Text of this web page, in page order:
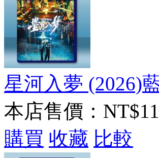
星河入夢 (2026)
本店售價：
購買 收藏 比較